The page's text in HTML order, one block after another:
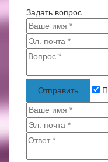
Задать вопрос
Отправить